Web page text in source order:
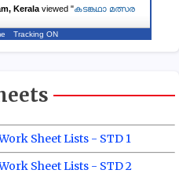
Kerala viewed "കടങ്കഥാ മത്സര
Tracking ON
Sheet Lists - STD 1
Sheet Lists - STD 2